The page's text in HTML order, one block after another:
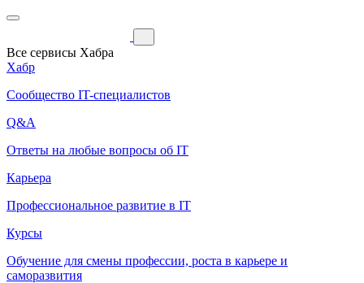
Все сервисы Хабра
Хабр
Сообщество IT-специалистов
Q&A
Ответы на любые вопросы об IT
Карьера
Профессиональное развитие в IT
Курсы
Обучение для смены профессии, роста в карьере и
саморазвития